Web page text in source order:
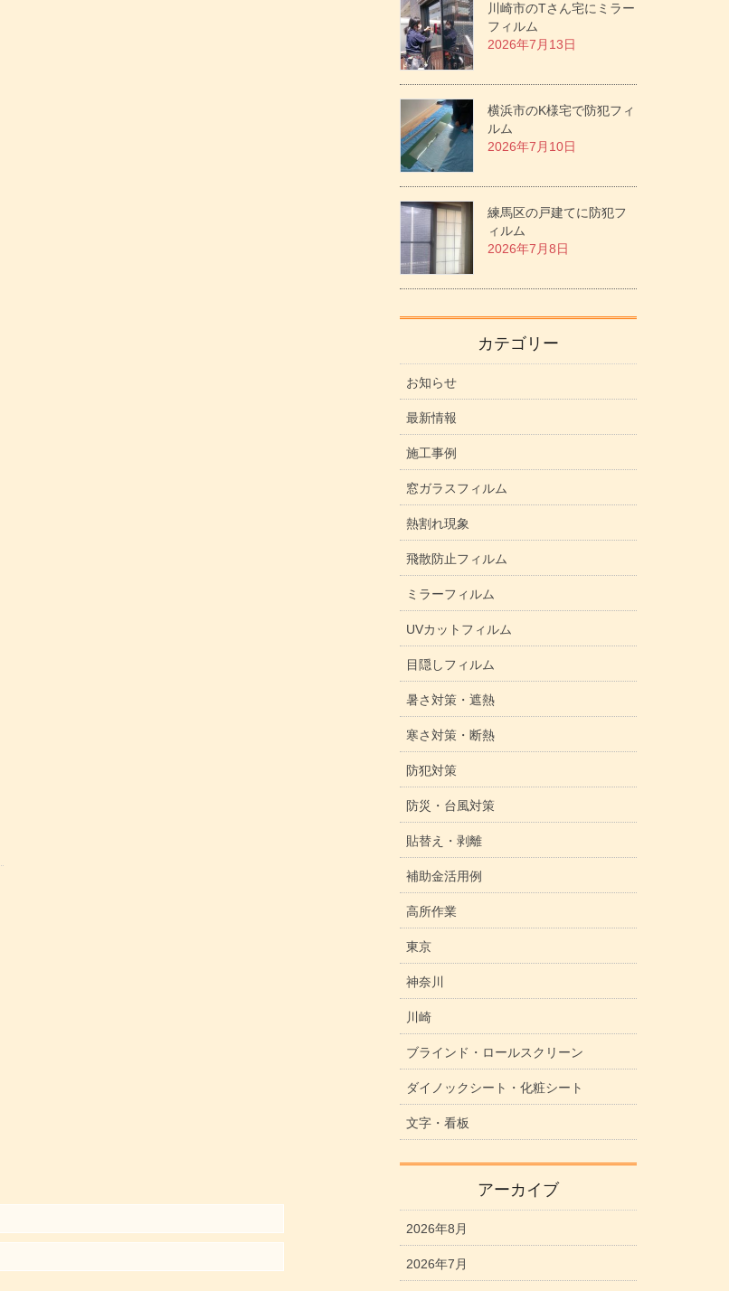
川崎市のTさん宅にミラー
フィルム
2026年7月13日
横浜市のK様宅で防犯フィ
ルム
2026年7月10日
練馬区の戸建てに防犯フ
ィルム
2026年7月8日
カテゴリー
お知らせ
最新情報
施工事例
窓ガラスフィルム
熱割れ現象
飛散防止フィルム
ミラーフィルム
UVカットフィルム
目隠しフィルム
暑さ対策・遮熱
寒さ対策・断熱
防犯対策
防災・台風対策
貼替え・剥離
補助金活用例
高所作業
東京
神奈川
川崎
ブラインド・ロールスクリーン
ダイノックシート・化粧シート
文字・看板
アーカイブ
2026年8月
2026年7月